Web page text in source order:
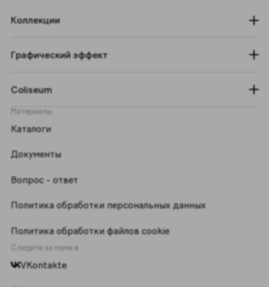
Коллекции
Графический эффект
Coliseum
Материалы
Каталоги
Документы
Вопрос - ответ
Политика обработки персональных данных
Политика обработки файлов cookie
Следите за нами в
VKontakte